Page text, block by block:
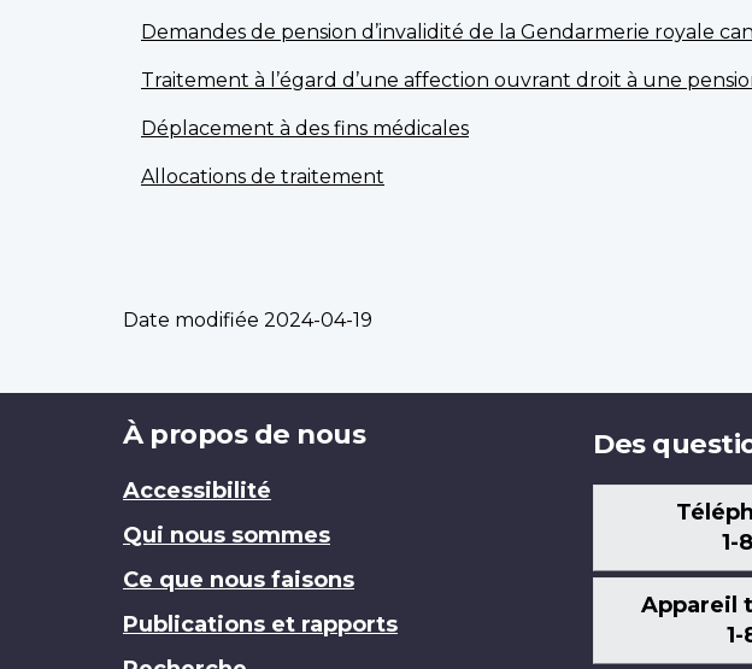
Demandes de pension d’invalidité de la Gendarmerie royale
Traitement à l’égard d’une affection ouvrant droit à une
Déplacement à des fins médicales
Allocations de traitement
Date modifiée 2024-04-19
Brand
À propos de nous
Accessibilité
Qui nous sommes
Ce que nous faisons
Publications et rapports
Des
1-
Appareil
1-